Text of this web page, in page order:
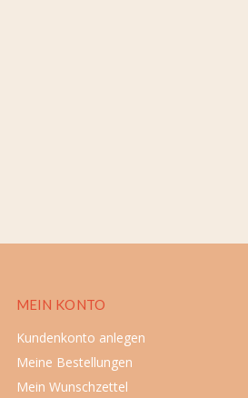
MEIN KONTO
Kundenkonto anlegen
Meine Bestellungen
Mein Wunschzettel